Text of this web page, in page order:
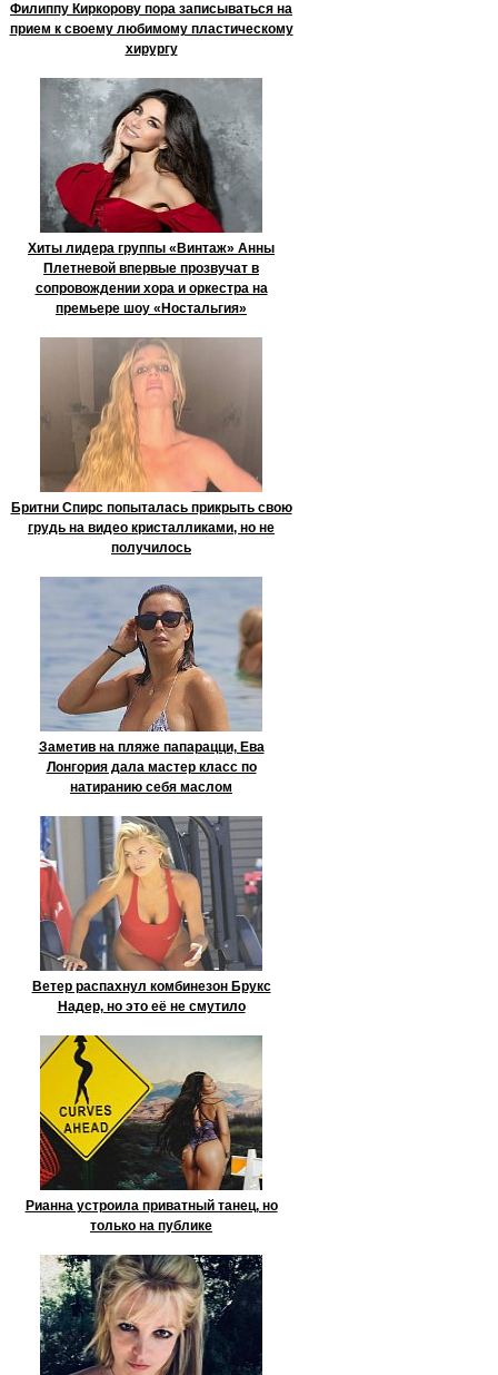
Филиппу Киркорову пора записываться на
прием к своему любимому пластическому
хирургу
Хиты лидера группы «Винтаж» Анны
Плетневой впервые прозвучат в
сопровождении хора и оркестра на
премьере шоу «Ностальгия»
Бритни Спирс попыталась прикрыть свою
грудь на видео кристалликами, но не
получилось
Заметив на пляже папарацци, Ева
Лонгория дала мастер класс по
натиранию себя маслом
Ветер распахнул комбинезон Брукс
Надер, но это её не смутило
Рианна устроила приватный танец, но
только на публике